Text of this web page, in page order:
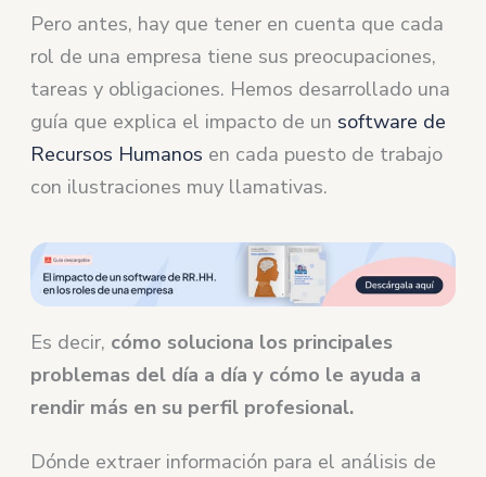
Pero antes, hay que tener en cuenta que cada
rol de una empresa tiene sus preocupaciones,
tareas y obligaciones. Hemos desarrollado una
guía que explica el impacto de un software de
Recursos Humanos en cada puesto de trabajo
con ilustraciones muy llamativas.
Es decir, cómo soluciona los principales
problemas del día a día y cómo le ayuda a
rendir más en su perfil profesional.
Dónde extraer información para el análisis de